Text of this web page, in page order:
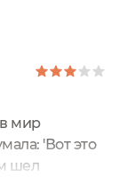
мир
'Вот это
шел